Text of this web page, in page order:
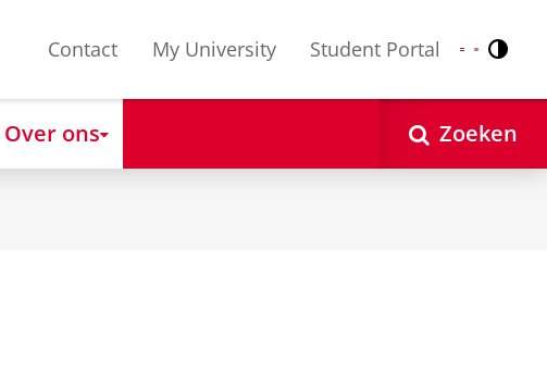
Contact My University Student Portal Nederlands
English
Over ons Zoeken